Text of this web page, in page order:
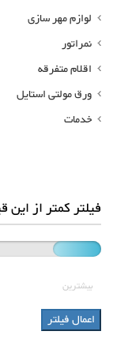
لوازم مهر سازی
نمراتور
اقلام متفرقه
ورق مولتی استایل
خدمات
فیلتر کمتر از این
بیشترین